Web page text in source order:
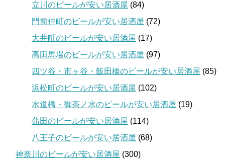
立川のビールが安い居酒屋 (84)
門前仲町のビールが安い居酒屋 (72)
大井町のビールが安い居酒屋 (17)
高田馬場のビールが安い居酒屋 (97)
四ツ谷・市ヶ谷・飯田橋のビールが安い居酒屋 (85)
浜松町のビールが安い居酒屋 (102)
水道橋・御茶ノ水のビールが安い居酒屋 (19)
蒲田のビールが安い居酒屋 (114)
八王子のビールが安い居酒屋 (68)
神奈川のビールが安い居酒屋 (300)